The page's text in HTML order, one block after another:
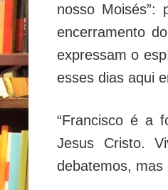
nosso Moisés”:
encerramento
expressam o
esses dias aqui
“Francisco é a
Jesus Cristo.
debatemos, mas